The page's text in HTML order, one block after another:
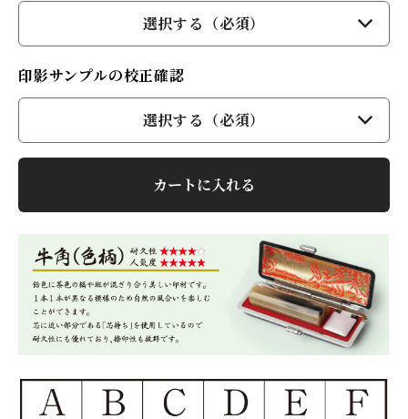
選択する（必須）
印影サンプルの校正確認
選択する（必須）
カートに入れる